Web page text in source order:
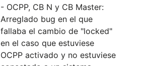
- OCPP, CB N y CB Master:
Arreglado bug en el que
fallaba el cambio de "locked"
en el caso que estuviese
OCPP activado y no estuviese